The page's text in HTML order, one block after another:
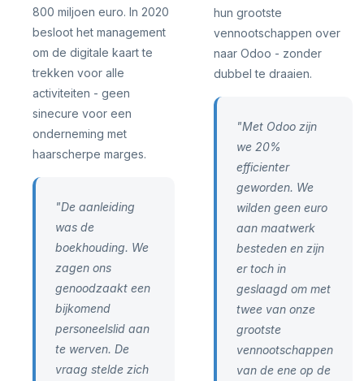
800 miljoen euro. In 2020
besloot het management
om de digitale kaart te
trekken voor alle
activiteiten - geen
sinecure voor een
onderneming met
haarscherpe marges.
"De aanleiding
was de
boekhouding. We
zagen ons
genoodzaakt een
bijkomend
personeelslid aan
te werven. De
vraag stelde zich
hun grootste
vennootschappen over
naar Odoo - zonder
dubbel te draaien.
"Met Odoo zijn
we 20%
efficienter
geworden. We
wilden geen euro
aan maatwerk
besteden en zijn
er toch in
geslaagd om met
twee van onze
grootste
vennootschappen
van de ene op de